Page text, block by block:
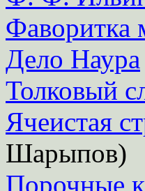
Фаворитка
Дело Наура
Толковый
Ячеистая
Шарыпов)
Порочные